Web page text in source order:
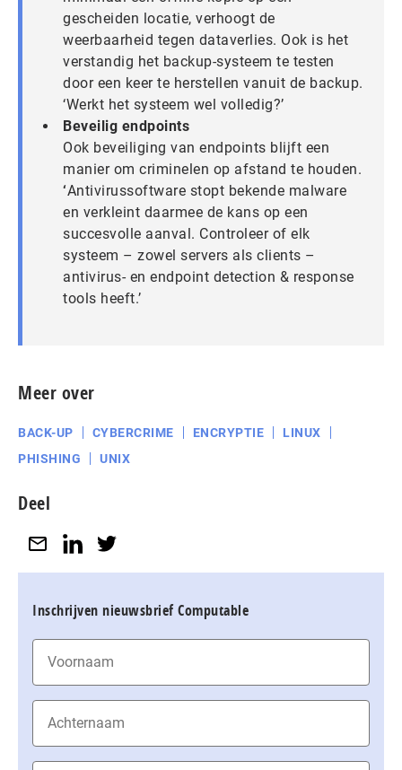
gescheiden locatie, verhoogt de
weerbaarheid tegen dataverlies. Ook is het
verstandig het backup-systeem te testen
door een keer te herstellen vanuit de backup.
‘Werkt het systeem wel volledig?’
Beveilig endpoints
Ook beveiliging van endpoints blijft een
manier om criminelen op afstand te houden.
‘Antivirussoftware stopt bekende malware
en verkleint daarmee de kans op een
succesvolle aanval. Controleer of elk
systeem – zowel servers als clients –
antivirus- en endpoint detection & response
tools heeft.’
Meer over
BACK-UP CYBERCRIME ENCRYPTIE
LINUX
PHISHING
UNIX
Deel
Inschrijven nieuwsbrief Computable